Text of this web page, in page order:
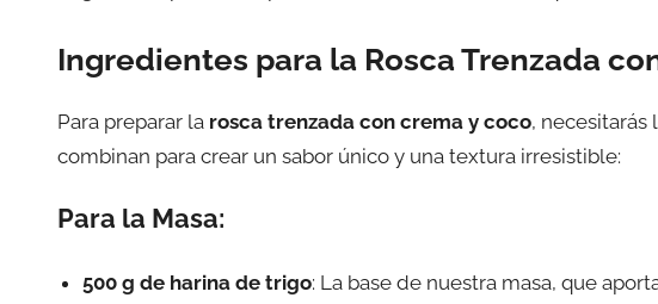
Ingredientes para la Rosca Trenzada
Para preparar la rosca trenzada con crema y coco, necesitarás
combinan para crear un sabor único y una textura irresistible:
Para la Masa:
500 g de harina de trigo: La base de nuestra masa, que